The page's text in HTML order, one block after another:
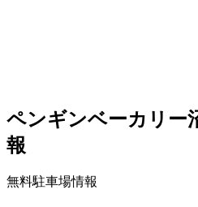
ペンギンベーカリー
報
無料駐車場情報